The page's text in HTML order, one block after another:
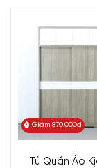
Giảm 870.000đ
Tủ Quần Áo